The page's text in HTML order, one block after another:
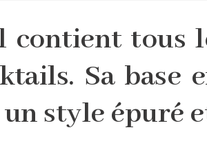
tous
Sa base
style épuré